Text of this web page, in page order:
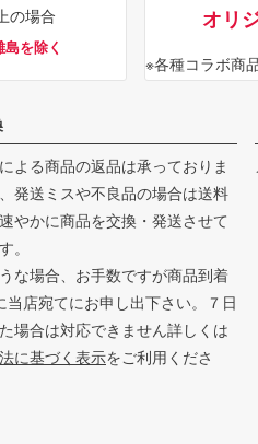
の場合
を除く
オリ
※各種コラボ商
よる商品の返品は承っておりま
発送ミスや不良品の場合は送料
やかに商品を交換・発送させて
。
な場合、お手数ですが商品到着
当店宛てにお申し出下さい。７日
場合は対応できません詳しくは
に基づく表示をご利用くださ